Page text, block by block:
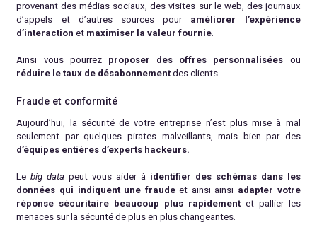
provenant des médias sociaux, des visites sur le web, des journaux
d’appels et d’autres sources pour améliorer l’expérience
d’interaction et maximiser la valeur fournie.
Ainsi vous pourrez proposer des offres personnalisées ou
réduire le taux de désabonnement des clients.
Fraude et conformité
Aujourd’hui, la sécurité de votre entreprise n’est plus mise à mal
seulement par quelques pirates malveillants, mais bien par des
d’équipes entières d’experts hackeurs.
Lebig datapeut vous aider à identifier des schémas dans les
données qui indiquent une fraudeet ainsi ainsi adapter votre
réponse sécuritaire beaucoup plus rapidementet pallier les
menaces sur la sécurité de plus en plus changeantes.